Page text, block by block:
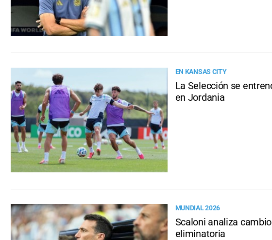
EN KANSAS CITY
La Selección se
en Jordania
MUNDIAL 2026
Scaloni analiza
eliminatoria